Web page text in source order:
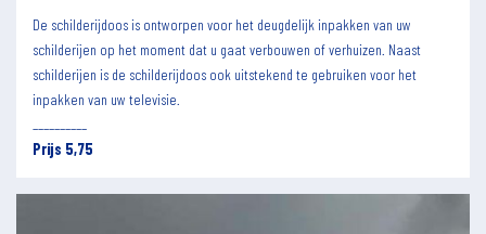
De schilderijdoos is ontworpen voor het deugdelijk inpakken van uw
schilderijen op het moment dat u gaat verbouwen of verhuizen. Naast
schilderijen is de schilderijdoos ook uitstekend te gebruiken voor het
inpakken van uw televisie.
Prijs 5,75